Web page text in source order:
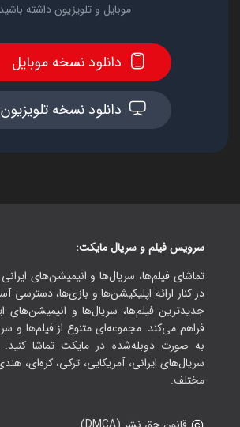
موبایل و تلویزیون داشته
دانلود نسخه موبایل
دانلود نسخه تلویزیون TV
سرویس فیلم و سریال مایکت:
تماشای فیلم‌ها، سریال‌ها و انیمیشن‌های
در کنار ارائه اپلیکیشن‌ها و بازی‌ها، دسترسی
جدیدترین فیلم‌ها، سریال‌ها و انیمیشن‌های
فراهم می‌کند. مجموعه‌ای متنوع از فیلم‌ها و
به صورت دوبله‌شده در مایکت تماشا کنید.
سریال‌های ایرانی، آمریکایی، ترکی، کره‌ای،
مختلف.